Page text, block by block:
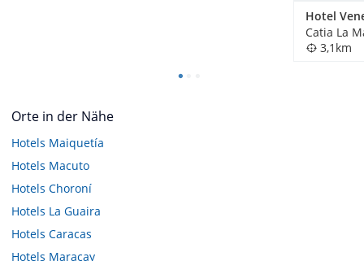
Catia La
3,1km
Orte in der Nähe
Hotels Maiquetía
Hotels Macuto
Hotels Choroní
Hotels La Guaira
Hotels Caracas
Hotels Maracay